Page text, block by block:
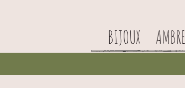
BIJOUX AMBRE